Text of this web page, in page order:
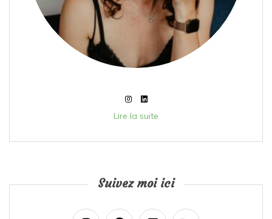
Lire la suite
Suivez moi ici